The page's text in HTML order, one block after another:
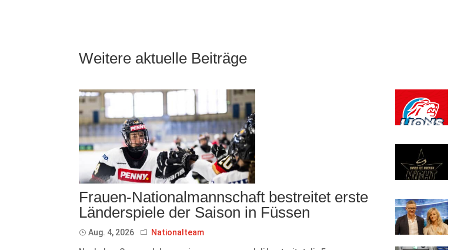
Weitere aktuelle Beiträge
Frauen-Nationalmannschaft bestreitet erste
Länderspiele der Saison in Füssen
Aug. 4, 2026 Nationalteam